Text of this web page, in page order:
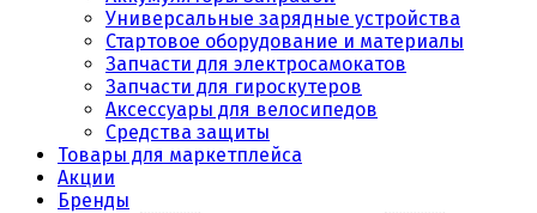
Универсальные зарядные устройства
Стартовое оборудование и материалы
Запчасти для электросамокатов
Запчасти для гироскутеров
Аксессуары для велосипедов
Средства защиты
Товары для маркетплейса
Акции
Бренды